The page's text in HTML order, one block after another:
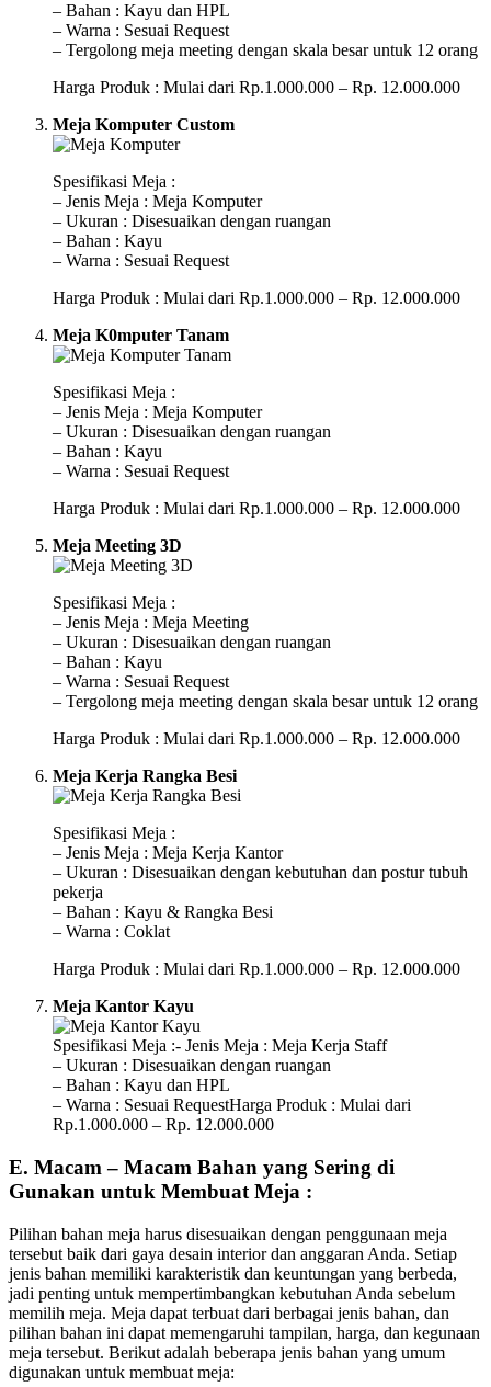
– Bahan : Kayu dan HPL
– Warna : Sesuai Request
– Tergolong meja meeting dengan skala besar untuk 12 orang
Harga Produk : Mulai dari Rp.1.000.000 – Rp. 12.000.000
Meja Komputer Custom
Spesifikasi Meja :
– Jenis Meja : Meja Komputer
– Ukuran : Disesuaikan dengan ruangan
– Bahan : Kayu
– Warna : Sesuai Request
Harga Produk : Mulai dari Rp.1.000.000 – Rp. 12.000.000
Meja K0mputer Tanam
Spesifikasi Meja :
– Jenis Meja : Meja Komputer
– Ukuran : Disesuaikan dengan ruangan
– Bahan : Kayu
– Warna : Sesuai Request
Harga Produk : Mulai dari Rp.1.000.000 – Rp. 12.000.000
Meja Meeting 3D
Spesifikasi Meja :
– Jenis Meja : Meja Meeting
– Ukuran : Disesuaikan dengan ruangan
– Bahan : Kayu
– Warna : Sesuai Request
– Tergolong meja meeting dengan skala besar untuk 12 orang
Harga Produk : Mulai dari Rp.1.000.000 – Rp. 12.000.000
Meja Kerja Rangka Besi
Spesifikasi Meja :
– Jenis Meja : Meja Kerja Kantor
– Ukuran : Disesuaikan dengan kebutuhan dan postur tubuh
pekerja
– Bahan : Kayu & Rangka Besi
– Warna : Coklat
Harga Produk : Mulai dari Rp.1.000.000 – Rp. 12.000.000
Meja Kantor Kayu
Spesifikasi Meja :- Jenis Meja : Meja Kerja Staff
– Ukuran : Disesuaikan dengan ruangan
– Bahan : Kayu dan HPL
– Warna : Sesuai RequestHarga Produk : Mulai dari
Rp.1.000.000 – Rp. 12.000.000
E. Macam – Macam Bahan yang Sering di
Gunakan untuk Membuat Meja :
Pilihan bahan meja harus disesuaikan dengan penggunaan meja
tersebut baik dari gaya desain interior dan anggaran Anda. Setiap
jenis bahan memiliki karakteristik dan keuntungan yang berbeda,
jadi penting untuk mempertimbangkan kebutuhan Anda sebelum
memilih meja. Meja dapat terbuat dari berbagai jenis bahan, dan
pilihan bahan ini dapat memengaruhi tampilan, harga, dan kegunaan
meja tersebut. Berikut adalah beberapa jenis bahan yang umum
digunakan untuk membuat meja: